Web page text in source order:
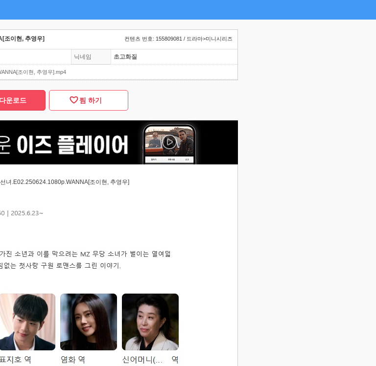
조이현, 추영우] 컨텐츠 번호: 155809081 / 드라마>미니시리즈
닉네임 초고화질
조이현, 추영우].mp4
운로드 찜 하기
녀.E02.250624.1080p.WANNA[조이현, 추영우]